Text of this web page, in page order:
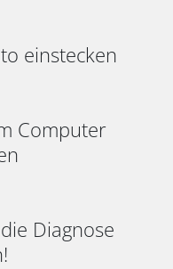
einstecken
Computer
Diagnose